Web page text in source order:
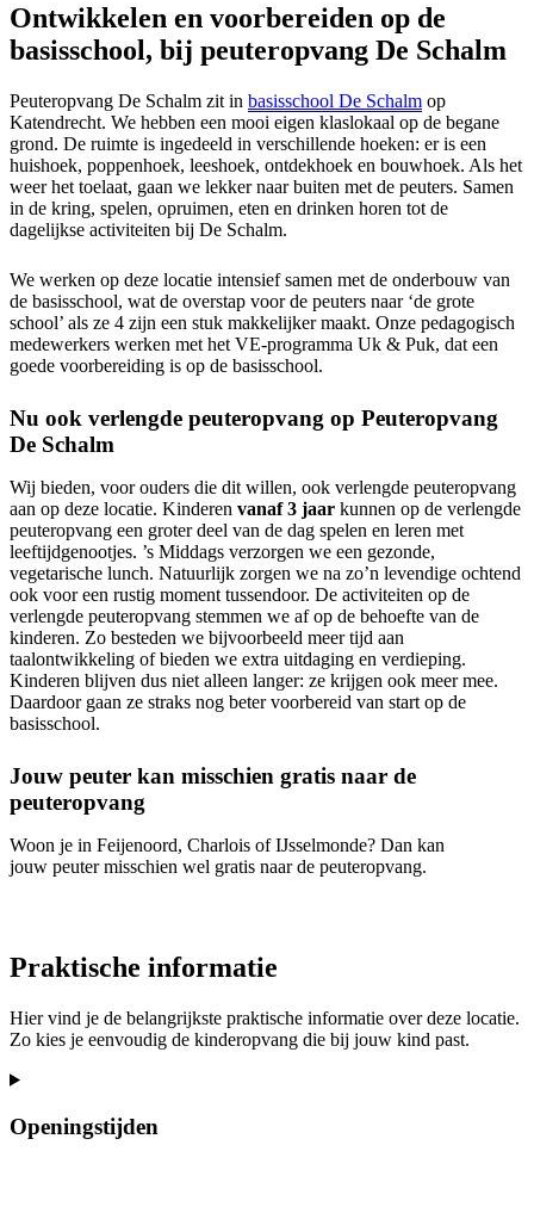
Ontwikkelen en voorbereiden op de
basisschool, bij peuteropvang De Schalm
Peuteropvang De Schalm zit in basisschool De Schalm op
Katendrecht. We hebben een mooi eigen klaslokaal op de begane
grond. De ruimte is ingedeeld in verschillende hoeken: er is een
huishoek, poppenhoek, leeshoek, ontdekhoek en bouwhoek. Als het
weer het toelaat, gaan we lekker naar buiten met de peuters. Samen
in de kring, spelen, opruimen, eten en drinken horen tot de
dagelijkse activiteiten bij De Schalm.
We werken op deze locatie intensief samen met de onderbouw van
de basisschool, wat de overstap voor de peuters naar ‘de grote
school’ als ze 4 zijn een stuk makkelijker maakt. Onze pedagogisch
medewerkers werken met het VE-programma Uk & Puk, dat een
goede voorbereiding is op de basisschool.
Nu ook verlengde peuteropvang op Peuteropvang
De Schalm
Wij bieden, voor ouders die dit willen, ook verlengde peuteropvang
aan op deze locatie. Kinderen vanaf 3 jaar kunnen op de verlengde
peuteropvang een groter deel van de dag spelen en leren met
leeftijdgenootjes. ’s Middags verzorgen we een gezonde,
vegetarische lunch. Natuurlijk zorgen we na zo’n levendige ochtend
ook voor een rustig moment tussendoor. De activiteiten op de
verlengde peuteropvang stemmen we af op de behoefte van de
kinderen. Zo besteden we bijvoorbeeld meer tijd aan
taalontwikkeling of bieden we extra uitdaging en verdieping.
Kinderen blijven dus niet alleen langer: ze krijgen ook meer mee.
Daardoor gaan ze straks nog beter voorbereid van start op de
basisschool.
Jouw peuter kan misschien gratis naar de
peuteropvang
Woon je in Feijenoord, Charlois of IJsselmonde? Dan kan
jouw peuter misschien wel gratis naar de peuteropvang.
Praktische informatie
Hier vind je de belangrijkste praktische informatie over deze locatie.
Zo kies je eenvoudig de kinderopvang die bij jouw kind past.
Openingstijden